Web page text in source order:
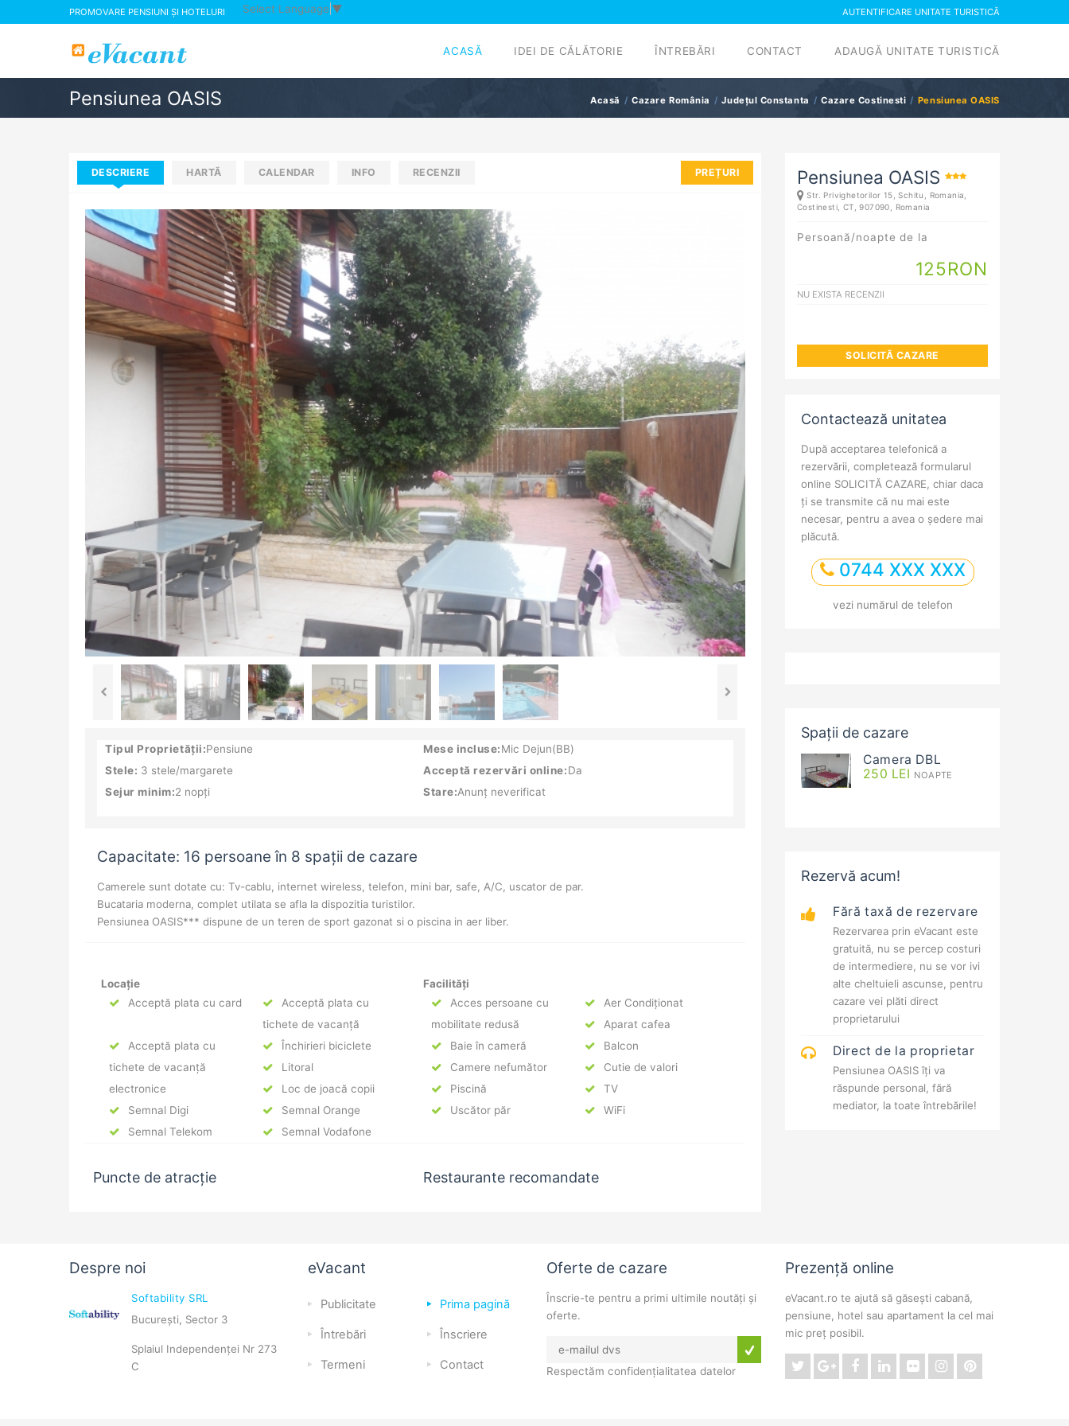
PROMOVARE PENSIUNI ȘI HOTELURI Select Language ▼ AUTENTIFICARE UNITATE TURISTICĂ
ACASĂ IDEI DE CĂLĂTORIE ÎNTREBĂRI CONTACT ADAUGĂ UNITATE TURISTICĂ
Pensiunea OASIS Acasă Cazare România Județul Constanta Cazare Costinesti Pensiunea OASIS
DESCRIERE HARTĂ CALENDAR INFO RECENZII PREȚURI
Tipul Proprietății:Pensiune
Stele: 3 stele/margarete
Sejur minim:2 nopți
Mese incluse:Mic Dejun(BB)
Acceptă rezervări online:Da
Stare:Anunț neverificat
Capacitate: 16 persoane în 8 spații de cazare
Camerele sunt dotate cu: Tv-cablu, internet wireless, telefon, mini bar, safe, A/C, uscator de par.
Bucataria moderna, complet utilata se afla la dispozitia turistilor.
Pensiunea OASIS*** dispune de un teren de sport gazonat si o piscina in aer liber.
Locație
Acceptă plata cu card
Acceptă plata cu
tichete de vacanță
Acceptă plata cu
tichete de vacanță
electronice
Închirieri biciclete
Litoral
Loc de joacă copii
Semnal Digi
Semnal Orange
Semnal Telekom
Semnal Vodafone
Facilități
Acces persoane cu
mobilitate redusă
Aer Condiționat
Aparat cafea
Baie în cameră
Balcon
Camere nefumător
Cutie de valori
Piscină
TV
Uscător păr
WiFi
Puncte de atracție Restaurante recomandate
Pensiunea OASIS
Str. Privighetorilor 15, Schitu, Romania,
Costinesti , CT, 907090, Romania
Persoană/noapte de la
125RON
NU EXISTA RECENZII
SOLICITĂ CAZARE
Contactează unitatea
După acceptarea telefonică a
rezervării, completează formularul
online SOLICITĂ CAZARE, chiar daca
ți se transmite că nu mai este
necesar, pentru a avea o ședere mai
plăcută.
0744 XXX XXX
vezi numărul de telefon
Spații de cazare
Camera DBL
250 LEI NOAPTE
Rezervă acum!
Fără taxă de rezervare
Rezervarea prin eVacant este
gratuită, nu se percep costuri
de intermediere, nu se vor ivi
alte cheltuieli ascunse, pentru
cazare vei plăti direct
proprietarului
Direct de la proprietar
Pensiunea OASIS îți va
răspunde personal, fără
mediator, la toate întrebările!
Despre noi
Softability SRL
București, Sector 3
Splaiul Independenței Nr 273
C
eVacant
Publicitate Prima pagină
Întrebări Înscriere
Termeni Contact
Oferte de cazare
Înscrie-te pentru a primi ultimile noutăți și
oferte.
Respectăm confidențialitatea datelor
Prezență online
eVacant.ro te ajută să găsești cabană,
pensiune, hotel sau apartament la cel mai
mic preț posibil.